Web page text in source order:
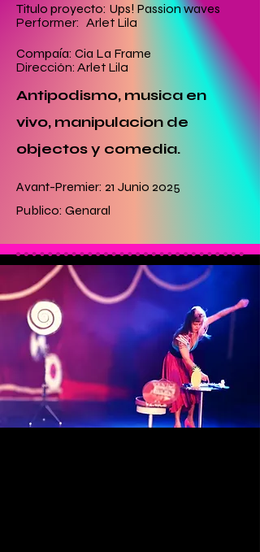
Titulo proyecto: Ups! Passion waves
Performer: Arlet Lila
Compaía: Cia La Frame
Dirección: Arlet Lila
Antipodismo, musica en
vivo, manipulacion de
objectos y comedia.
Avant-Premier: 21 Junio 2025
Publico: Genaral